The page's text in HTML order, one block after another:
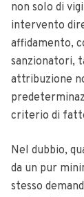
non solo di
intervento
affidamento,
sanzionatori,
attribuzione
criterio di
Nel dubbio,
da un pur
stesso